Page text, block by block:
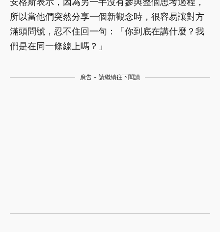
所以當他們突然分享一個新觀念時，很容易讓對方
滿頭問號，忍不住回一句：「你到底在講什麼？我
們是在同一條線上嗎？」
廣告 - 請繼續往下閱讀